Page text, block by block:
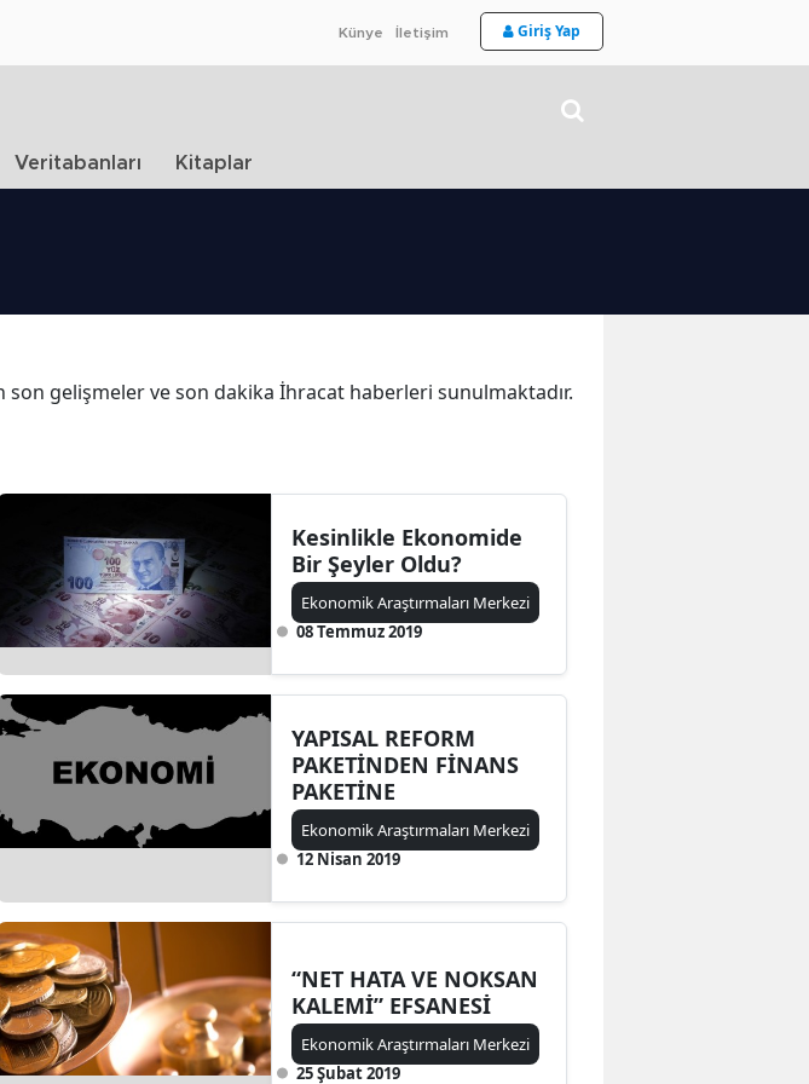
Künye İletişim Giriş Yap
Veritabanları Kitaplar
son gelişmeler ve son dakika İhracat haberleri sunulmaktadır.
Kesinlikle Ekonomide
Bir Şeyler Oldu?
Ekonomik Araştırmaları Merkezi
08 Temmuz 2019
YAPISAL REFORM
PAKETİNDEN FİNANS
PAKETİNE
Ekonomik Araştırmaları Merkezi
12 Nisan 2019
“NET HATA VE NOKSAN
KALEMİ” EFSANESİ
Ekonomik Araştırmaları Merkezi
25 Şubat 2019